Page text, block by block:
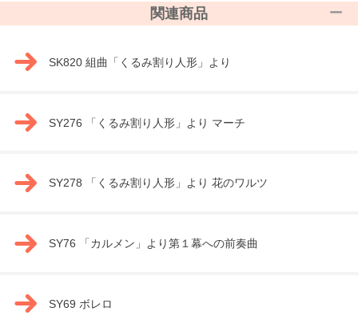
関連商品
SK820 組曲「くるみ割り人形」より
SY276 「くるみ割り人形」より マーチ
SY278 「くるみ割り人形」より 花のワルツ
SY76 「カルメン」より第１幕への前奏曲
SY69 ボレロ